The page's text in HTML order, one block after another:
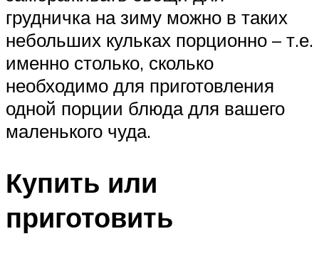
грудничка на зиму можно в таких
небольших кульках порционно – т.е.
именно столько, сколько
необходимо для приготовления
одной порции блюда для вашего
маленького чуда.
Купить или
приготовить